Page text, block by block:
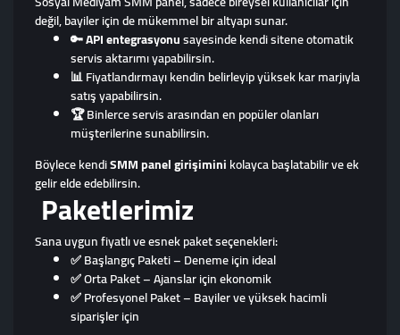
değil, bayiler için de mükemmel bir altyapı sunar.
🔑API entegrasyonusayesinde kendi sitene otomatik
servis aktarımı yapabilirsin.
📊 Fiyatlandırmayı kendin belirleyip yüksek kar marjıyla
satış yapabilirsin.
🏆 Binlerce servis arasından en popüler olanları
müşterilerine sunabilirsin.
Böylece kendiSMM panel girişiminikolayca başlatabilir ve ek
gelir elde edebilirsin.
Paketlerimiz
Sana uygun fiyatlı ve esnek paket seçenekleri:
✅ Başlangıç Paketi – Deneme için ideal
✅ Orta Paket – Ajanslar için ekonomik
✅ Profesyonel Paket – Bayiler ve yüksek hacimli
siparişler için